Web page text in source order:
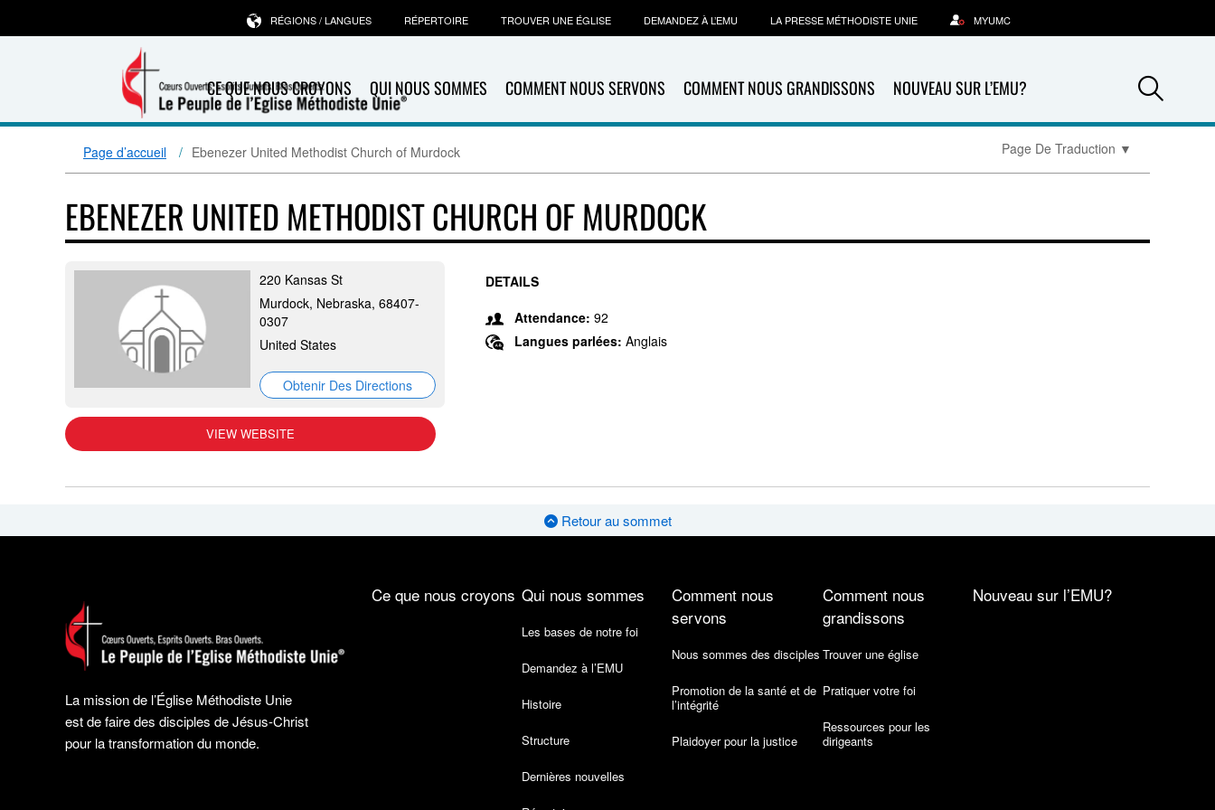
CE QUE NOUS CROYONS QUI NOUS SOMMES COMMENT NOUS SERVONS COMMENT NOUS GRANDISSONS NOUVEAU SUR L’EMU?
RÉGIONS / LANGUES RÉPERTOIRE TROUVER UNE ÉGLISE DEMANDEZ À L’EMU LA PRESSE MÉTHODISTE UNIE MYUMC
Page d’accueil Ebenezer United Methodist Church of Murdock Page De Traduction ▼
EBENEZER UNITED METHODIST CHURCH OF MURDOCK
220 Kansas St
Murdock, Nebraska, 68407-
0307
United States
Obtenir Des Directions
VIEW WEBSITE
DETAILS
Attendance: 92
Langues parlées: Anglais
Retour au sommet
La mission de l’Église Méthodiste Unie
est de faire des disciples de Jésus-Christ
pour la transformation du monde.
Ce que nous croyons Qui nous sommes
Les bases de notre foi
Demandez à l’EMU
Histoire
Structure
Dernières nouvelles
Comment nous
servons
Nous sommes des disciples
Promotion de la santé et de
l’intégrité
Plaidoyer pour la justice
Comment nous
grandissons
Trouver une église
Pratiquer votre foi
Ressources pour les
dirigeants
Nouveau sur l’EMU?